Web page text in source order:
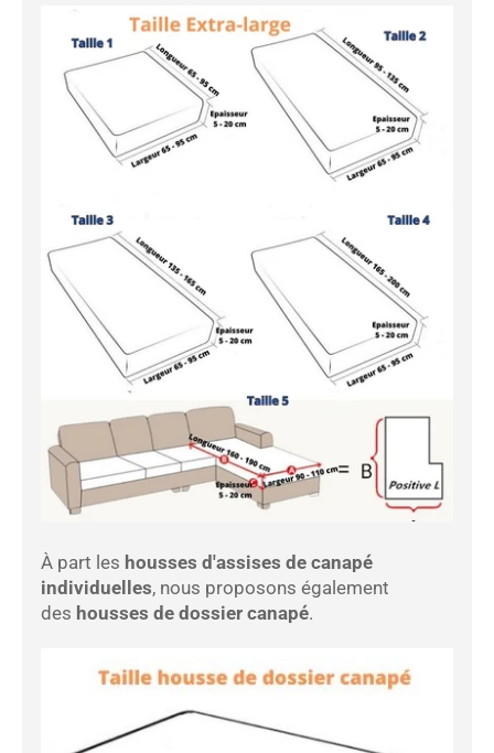
À part les housses d'assises de canapé
individuelles, nous proposons également
des housses de dossier canapé.